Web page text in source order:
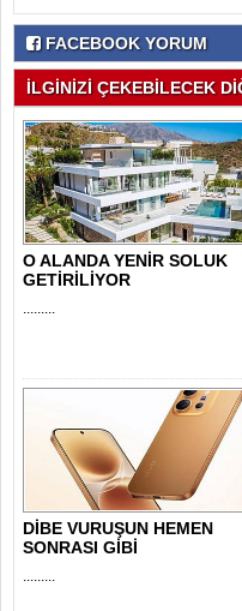
FACEBOOK YORUM
İLGİNİZİ ÇEKEBİLECEK
O ALANDA YENİR SOLUK
GETİRİLİYOR
.........
DİBE VURUŞUN HEMEN
SONRASI GİBİ
.........